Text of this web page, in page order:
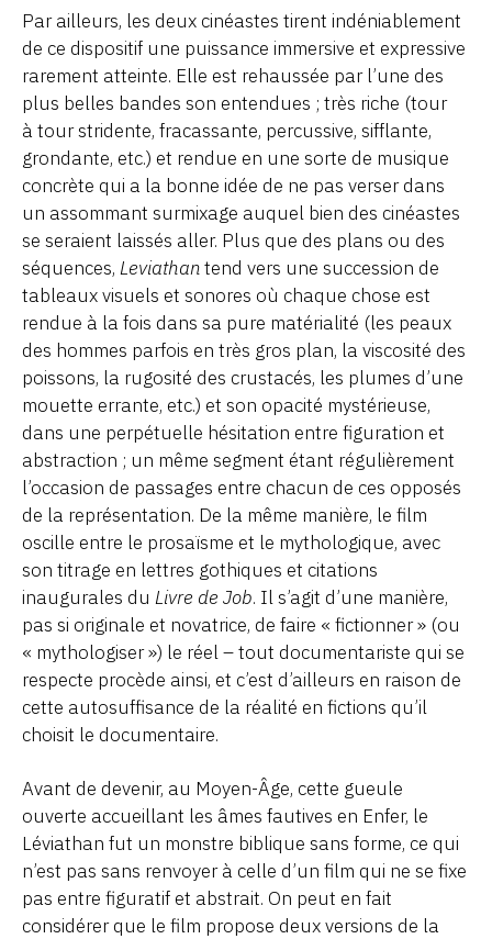
Par ailleurs, les deux cinéastes tirent indéniablement
de ce dispositif une puissance immersive et expressive
rarement atteinte. Elle est rehaussée par l’une des
plus belles bandes son entendues ; très riche (tour
à tour stridente, fracassante, percussive, sifflante,
grondante, etc.) et rendue en une sorte de musique
concrète qui a la bonne idée de ne pas verser dans
un assommant surmixage auquel bien des cinéastes
se seraient laissés aller. Plus que des plans ou des
séquences, Leviathantend vers une succession de
tableaux visuels et sonores où chaque chose est
rendue à la fois dans sa pure matérialité (les peaux
des hommes parfois en très gros plan, la viscosité des
poissons, la rugosité des crustacés, les plumes d’une
mouette errante, etc.) et son opacité mystérieuse,
dans une perpétuelle hésitation entre figuration et
abstraction ; un même segment étant régulièrement
l’occasion de passages entre chacun de ces opposés
de la représentation. De la même manière, le film
oscille entre le prosaïsme et le mythologique, avec
son titrage en lettres gothiques et citations
inaugurales du Livre de Job. Il s’agit d’une manière,
pas si originale et novatrice, de faire « fictionner » (ou
« mythologiser ») le réel – tout documentariste qui se
respecte procède ainsi, et c’est d’ailleurs en raison de
cette autosuffisance de la réalité en fictions qu’il
choisit le documentaire.
Avant de devenir, au Moyen-Âge, cette gueule
ouverte accueillant les âmes fautives en Enfer, le
Léviathan fut un monstre biblique sans forme, ce qui
n’est pas sans renvoyer à celle d’un film qui ne se fixe
pas entre figuratif et abstrait. On peut en fait
considérer que le film propose deux versions de la